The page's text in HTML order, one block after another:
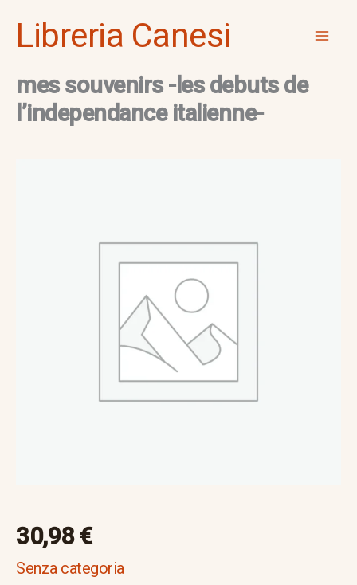
Libreria Canesi
mes souvenirs -les debuts de
l’independance italienne-
30,98€
Senza categoria